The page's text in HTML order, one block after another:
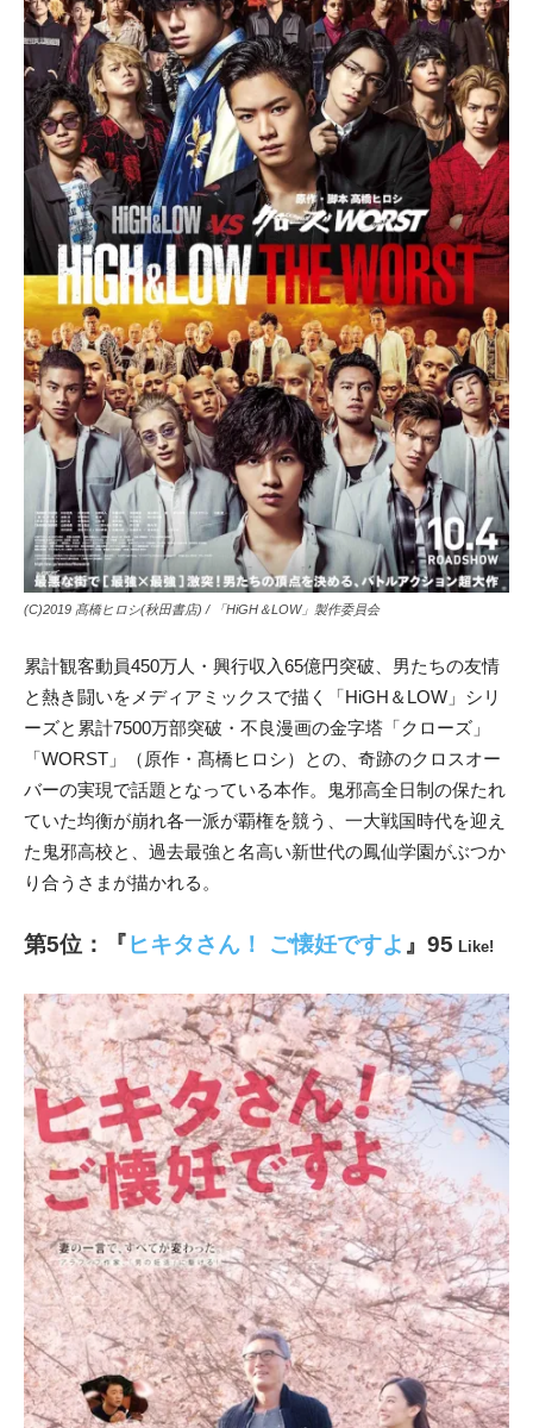
(C)2019 髙橋ヒロシ(秋田書店) / 「HiGH＆LOW」製作委員会
累計観客動員450万人・興行収入65億円突破、男たちの友情
と熱き闘いをメディアミックスで描く
「HiGH＆LOW 」シリ
ーズと 累計7500万部突破・不良漫画の金字塔 「クローズ」
「WORST 」（原作・髙橋ヒロシ） との、奇跡のクロスオー
バーの実現で話題となっている本作。
鬼邪高全日制の保たれ
ていた均衡が崩れ各一派が覇権を競う、一大戦国時代を迎え
た鬼邪高校と、過去最強と名高い新世代の鳳仙学園がぶつか
り合うさまが描かれる。
第5位：『 ヒキタさん！ ご懐妊ですよ 』95 Like!